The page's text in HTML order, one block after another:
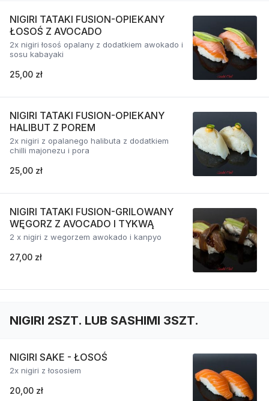
NIGIRI TATAKI FUSION-OPIEKANY
ŁOSOŚ Z AVOCADO
2x nigiri łosoś opalany z dodatkiem awokado i
sosu kabayaki
25,00 zł
NIGIRI TATAKI FUSION-OPIEKANY
HALIBUT Z POREM
2x nigiri z opalanego halibuta z dodatkiem
chilli majonezu i pora
25,00 zł
NIGIRI TATAKI FUSION-GRILOWANY
WĘGORZ Z AVOCADO I TYKWĄ
2 x nigiri z wegorzem awokado i kanpyo
27,00 zł
NIGIRI 2SZT. LUB SASHIMI 3SZT.
NIGIRI SAKE - ŁOSOŚ
2x nigiri z łososiem
20,00 zł